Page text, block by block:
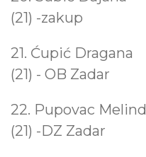
(21) -zakup
21. Ćupić
(21) - OB Zadar
22. Pupovac
(21) -DZ Zadar